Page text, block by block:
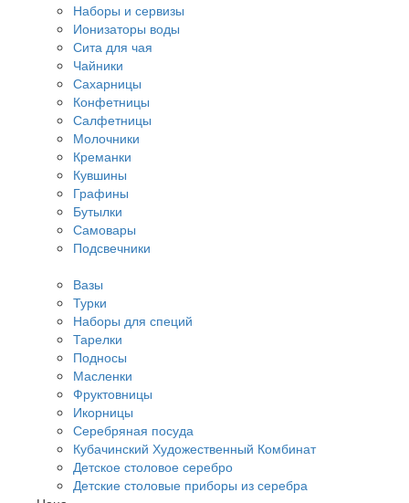
Наборы и сервизы
Ионизаторы воды
Сита для чая
Чайники
Сахарницы
Конфетницы
Салфетницы
Молочники
Креманки
Кувшины
Графины
Бутылки
Самовары
Подсвечники
Вазы
Турки
Наборы для специй
Тарелки
Подносы
Масленки
Фруктовницы
Икорницы
Серебряная посуда
Кубачинский Художественный Комбинат
Детское столовое серебро
Детские столовые приборы из серебра